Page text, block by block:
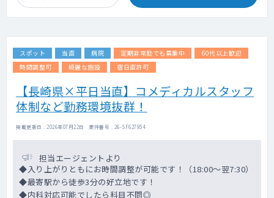
スポット 当直 病院 定期非常勤でも募集中
60代以上歓迎
時間調整可
綺麗な施設 宿日直許可
【長崎県×平日当直】コメディカルスタッフ
体制など勤務環境抜群！
掲載更新日 : 2026年07月22日 案件番号 : 26-SF627954
担当エージェントより
◆入り上がりともにお時間調整が可能です！（18:00～翌7:30）
◆最寄駅から徒歩3分の好立地です！
◆内科対応可能でしたら科目不問◎